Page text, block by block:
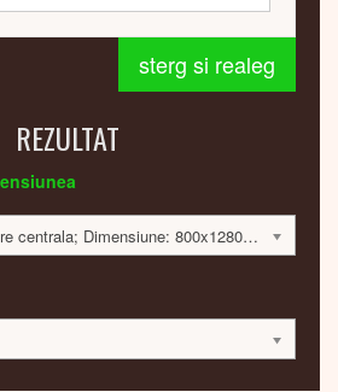
sterg si realeg
REZULTAT
Tip: sistem de incalzire centrala; Dimensiune: 800x1280x30mm; 907 Watt; 31862 lei